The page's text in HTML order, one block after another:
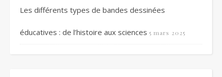
Les différents types de bandes dessinées
éducatives : de l’histoire aux sciences 5 mars 2025